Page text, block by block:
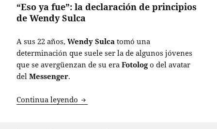
“Eso ya fue”: la declaración de principios
de Wendy Sulca
A sus 22 años,Wendy Sulca tomó una
determinación que suele ser la de algunos jóvenes
que se avergüenzan de su eraFotologo del avatar
delMessenger.
Continua leyendo “Eso ya fue”: la declaración de